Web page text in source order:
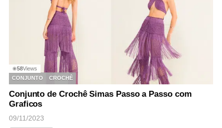
◉58Views
CONJUNTO
CROCHÊ
Conjunto de Crochê Simas Passo a Passo com
Graficos
09/11/2023